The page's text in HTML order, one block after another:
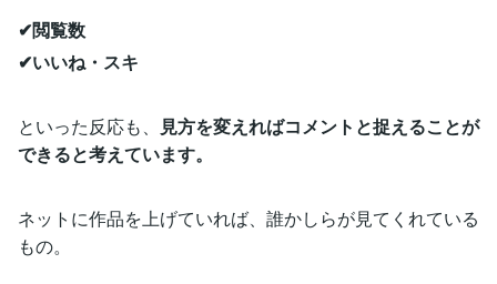
✔閲覧数
✔いいね・スキ
といった反応も、
見方を変えればコメントと捉えることが
できると考えています。
ネットに作品を上げていれば、誰かしらが見てくれている
もの。